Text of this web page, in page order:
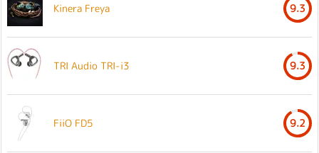
Kinera Freya 9.3
TRI Audio TRI-i3 9.3
FiiO FD5 9.2